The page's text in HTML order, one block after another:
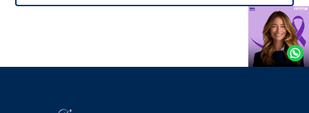
Agende
Whatsapp